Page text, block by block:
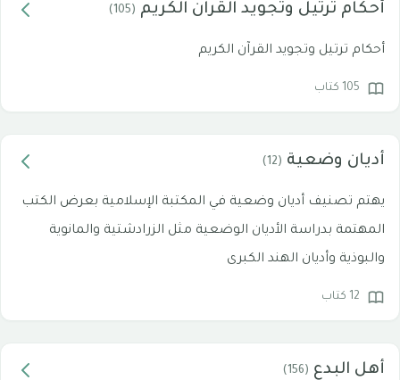
أحكام ترتيل وتجويد القرآن الكريم (105)
أحكام ترتيل وتجويد القرآن الكريم
105 كتاب
أديان وضعية (12)
يهتم تصنيف أديان وضعية في المكتبة الإسلامية بعرض الكتب
المهتمة بدراسة الأديان الوضعية مثل الزرادشتية والمانوية
والبوذية وأديان الهند الكبرى
12 كتاب
أهل البدع (156)